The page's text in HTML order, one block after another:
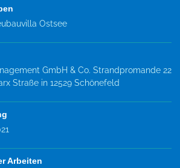
Ostsee
GmbH & Co. Strandpromande 22
Straße in 12529 Schönefeld
Arbeiten